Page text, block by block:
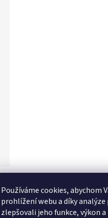
Používáme cookies, abychom
prohlížení webu a díky
zlepšovali jeho funkce, výkon
Dárek zdarma
Ke každé